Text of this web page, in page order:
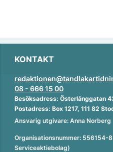
KONTAKT
08 - 666 15 00
Besöksadress: Österlånggatan
Postadress: Box 1217, 111 82
Ansvarig utgivare: Anna Norberg
Organisationsnummer: 556154-
Serviceaktiebolag)